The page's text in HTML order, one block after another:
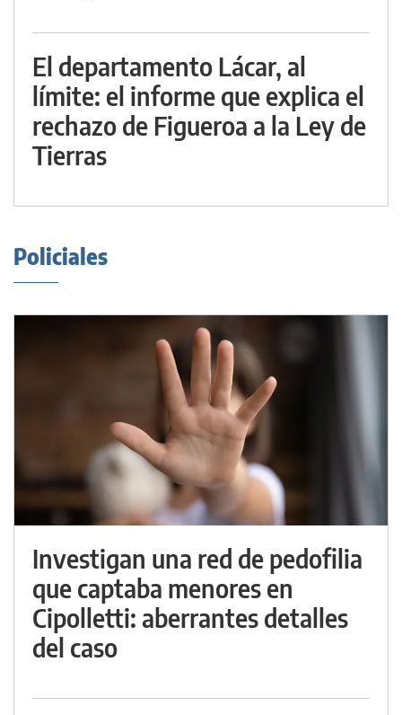
El departamento Lácar, al
límite: el informe que explica el
rechazo de Figueroa a la Ley de
Tierras
Policiales
Investigan una red de pedofilia
que captaba menores en
Cipolletti: aberrantes detalles
del caso